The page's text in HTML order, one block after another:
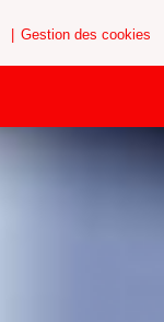
Gestion des cookies